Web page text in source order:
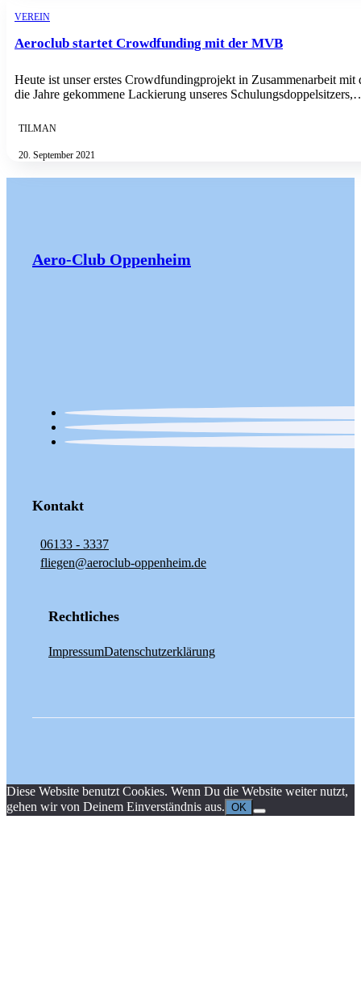
VEREIN
Aeroclub startet Crowdfunding mit der MVB
Heute ist unser erstes Crowdfundingprojekt in Zusammenarbeit
die Jahre gekommene Lackierung unseres
TILMAN
20. September 2021
Aero-Club Oppenheim
Kontakt
06133 - 3337
fliegen@aeroclub-oppenheim.de
Rechtliches
ImpressumDatenschutzerklärung
Diese Website benutzt Cookies. Wenn Du die Website weiter nutzt,
gehen wir von Deinem Einverständnis aus. OK